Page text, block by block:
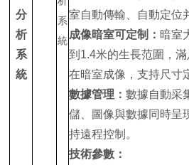
分
析
系
統
室自動傳輸、自動定位
成像暗室可定制： 暗室
到1.4米的生長范圍，
在暗室成像，支持尺寸
數據管理：數據自動采
儲、圖像與數據同時呈
持遠程控制。
技術參數：